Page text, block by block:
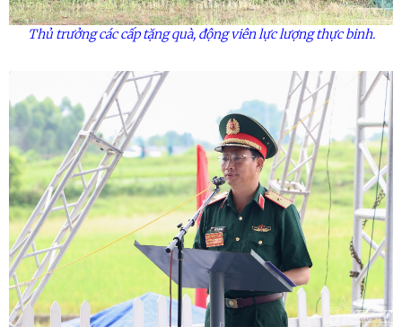
Thủ trưởng các cấp tặng quà, động viên lực lượng thực binh.